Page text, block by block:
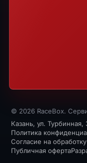
© 2026 RaceBox.
Казань, ул. Турбинная,
Политика
Согласие на
Публичная оферта